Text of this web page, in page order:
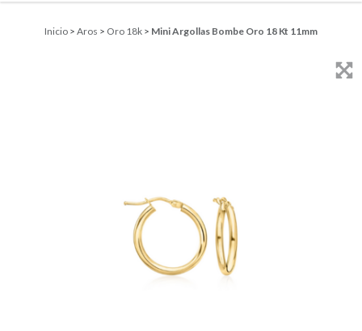
Inicio > Aros > Oro 18k > Mini Argollas Bombe Oro 18 Kt 11mm